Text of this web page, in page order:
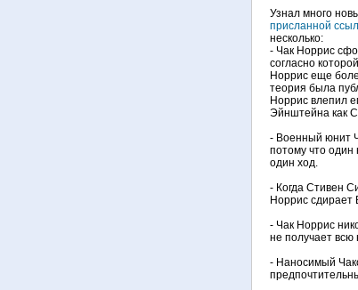
Узнал много
присланной
несколько:
- Чак Норрис
согласно
Норрис еще
теория была
Норрис влепил
Эйнштейна как
- Военный юнит
потому что один
один ход.
- Когда Стивен
Норрис сдирает
- Чак Норрис
не получает
- Наносимый